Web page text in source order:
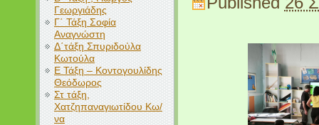
Γεωργιάδης
Γ΄ Τάξη Σοφία
Αναγνώστη
Δ΄τάξη Σπυριδούλα
Κωτούλα
Ε Τάξη – Κοντογουλίδης
Θεόδωρος
Στ τάξη,
Χατζηπαναγιωτίδου Κω/
να